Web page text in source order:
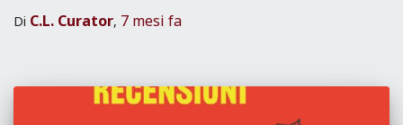
Di C.L. Curator, 7 mesi fa